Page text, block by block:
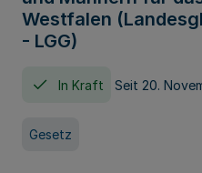
Westfalen
- LGG)
In Kraft Seit 20.
Gesetz